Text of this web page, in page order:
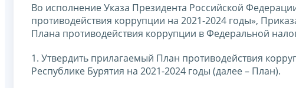
Во исполнение Указа Президента Российской
противодействия коррупции на 2021-2024 годы»,
Плана противодействия коррупции в Федеральной
1. Утвердить прилагаемый План противодействия
Республике Бурятия на 2021-2024 годы (далее – План).